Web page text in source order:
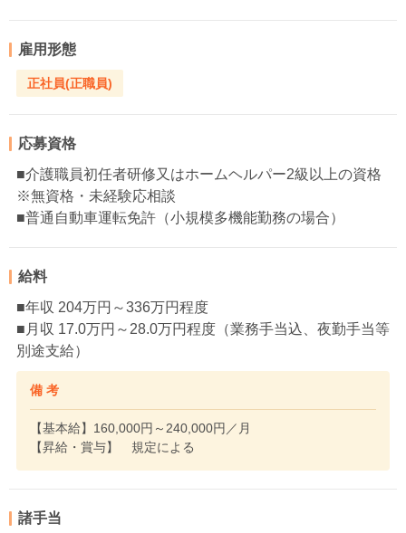
雇用形態
正社員(正職員)
応募資格
■介護職員初任者研修又はホームヘルパー2級以上の資格
※無資格・未経験応相談
■普通自動車運転免許（小規模多機能勤務の場合）
給料
■年収 204万円～336万円程度
■月収 17.0万円～28.0万円程度（業務手当込、夜勤手当等
別途支給）
備 考
【基本給】160,000円～240,000円／月
【昇給・賞与】 規定による
諸手当